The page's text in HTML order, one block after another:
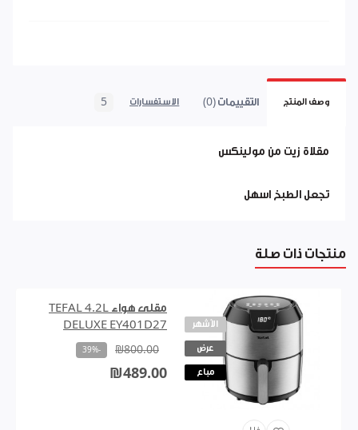
وصف المنتج التقييمات (0) الاستفسارات 5
مقلاة زيت من مولينكس
تجعل الطبخ اسهل
منتجات ذات صلة
الأشهر
عرض
مباع
مقلى هواء TEFAL 4.2L
DELUXE EY401D27
₪800.00
-39%
₪489.00